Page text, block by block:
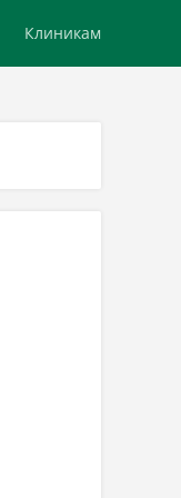
Клиникам